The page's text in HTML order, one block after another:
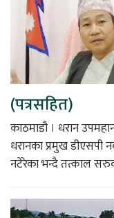
(पत्रसहित)
काठमाडौ । धरान
धरानका प्रमुख
नटेरेका भन्दै तत्काल